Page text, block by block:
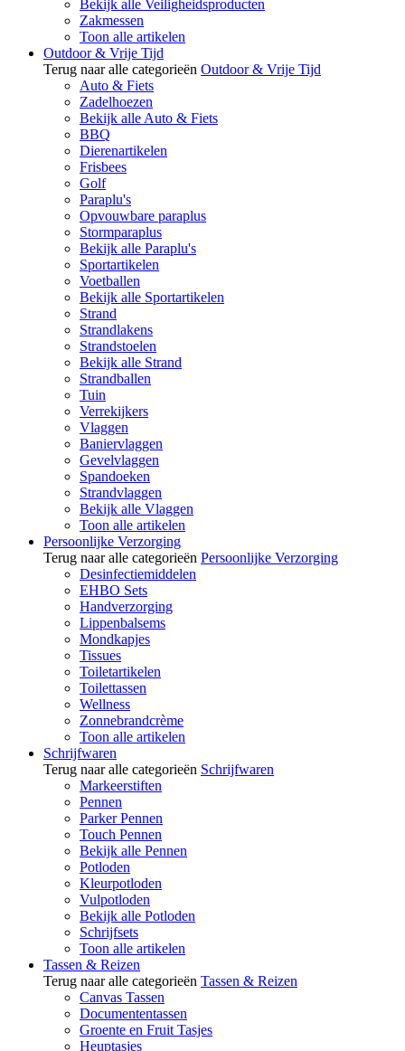
Bekijk alle Veiligheidsproducten
Zakmessen
Toon alle artikelen
Outdoor & Vrije Tijd
Terug naar alle categorieën Outdoor & Vrije Tijd
Auto & Fiets
Zadelhoezen
Bekijk alle Auto & Fiets
BBQ
Dierenartikelen
Frisbees
Golf
Paraplu's
Opvouwbare paraplus
Stormparaplus
Bekijk alle Paraplu's
Sportartikelen
Voetballen
Bekijk alle Sportartikelen
Strand
Strandlakens
Strandstoelen
Bekijk alle Strand
Strandballen
Tuin
Verrekijkers
Vlaggen
Baniervlaggen
Gevelvlaggen
Spandoeken
Strandvlaggen
Bekijk alle Vlaggen
Toon alle artikelen
Persoonlijke Verzorging
Terug naar alle categorieën Persoonlijke Verzorging
Desinfectiemiddelen
EHBO Sets
Handverzorging
Lippenbalsems
Mondkapjes
Tissues
Toiletartikelen
Toilettassen
Wellness
Zonnebrandcrème
Toon alle artikelen
Schrijfwaren
Terug naar alle categorieën Schrijfwaren
Markeerstiften
Pennen
Parker Pennen
Touch Pennen
Bekijk alle Pennen
Potloden
Kleurpotloden
Vulpotloden
Bekijk alle Potloden
Schrijfsets
Toon alle artikelen
Tassen & Reizen
Terug naar alle categorieën Tassen & Reizen
Canvas Tassen
Documententassen
Groente en Fruit Tasjes
Heuptasjes